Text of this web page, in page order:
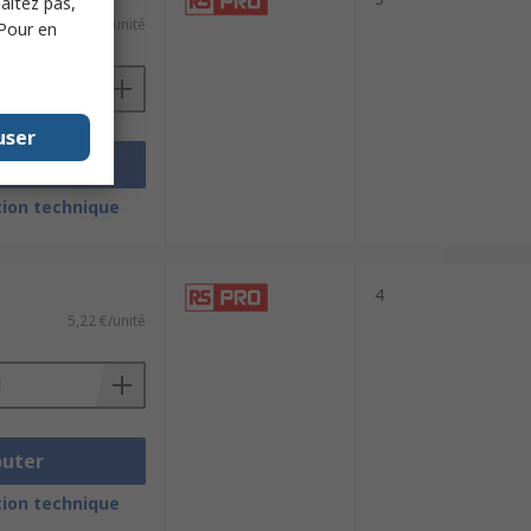
12,71 €/unité
technique
5,22 €/unité
technique
4
en